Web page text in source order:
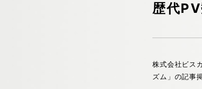
歴代
株式会社ビス
ズム」の記事